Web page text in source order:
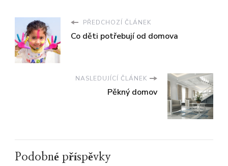
PŘEDCHOZÍ ČLÁNEK
Co děti potřebují od domova
NASLEDUJÍCÍ ČLÁNEK
Pěkný domov
Podobné příspěvky